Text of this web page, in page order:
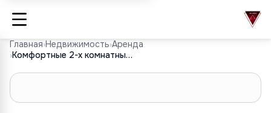
Главная›Недвижимость›Аренда
›
Комфортные 2-х комнатные апартаменты в Констанце
1/7